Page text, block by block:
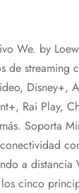
We. by
de streaming
Disney+,
Rai Play,
Soporta
a distancia
cinco